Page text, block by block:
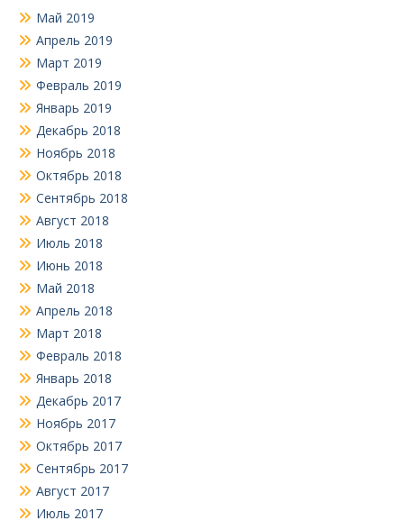
Май 2019
Апрель 2019
Март 2019
Февраль 2019
Январь 2019
Декабрь 2018
Ноябрь 2018
Октябрь 2018
Сентябрь 2018
Август 2018
Июль 2018
Июнь 2018
Май 2018
Апрель 2018
Март 2018
Февраль 2018
Январь 2018
Декабрь 2017
Ноябрь 2017
Октябрь 2017
Сентябрь 2017
Август 2017
Июль 2017